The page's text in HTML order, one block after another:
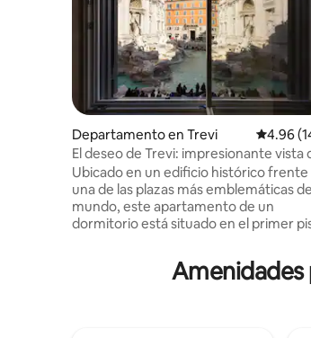
Departamento en Trevi
4.96
El deseo de Trevi: impresionante vista
la Fontana di Trevi
Ubicado en un edificio histórico frente
una de las plazas más emblemáticas
mundo, este apartamento de un
dormitorio está situado en el primer
un envidiable patio, perfecto para cenas
al aire libre. Ideal para parejas o familias
Amenidades